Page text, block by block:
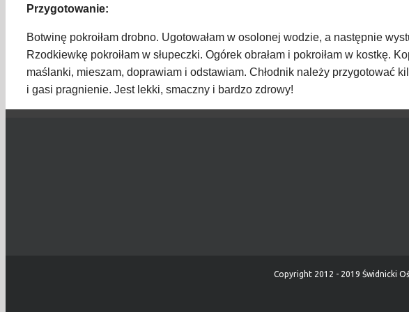
Przygotowanie:
Botwinę pokroiłam drobno. Ugotowałam w osolonej wodzie, a następnie
Rzodkiewkę pokroiłam w słupeczki. Ogórek obrałam i pokroiłam w kostkę.
maślanki, mieszam, doprawiam i odstawiam. Chłodnik należy przygotować
i gasi pragnienie. Jest lekki, smaczny i bardzo zdrowy!
Copyright 2012 - 2019 Świdnicki